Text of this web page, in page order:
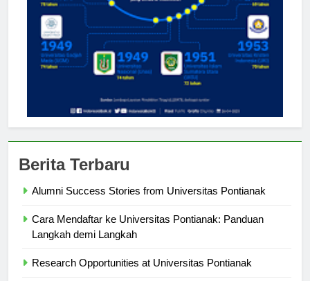
Cara Mendaftar ke Universitas Pontianak: Panduan